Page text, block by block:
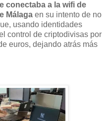
conectaba a la wifi de
Málaga en su intento de no
usando identidades
control de criptodivisas por
euros, dejando atrás más